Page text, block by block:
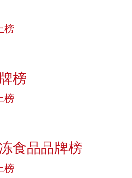
榜
榜
榜
食品品牌榜
榜